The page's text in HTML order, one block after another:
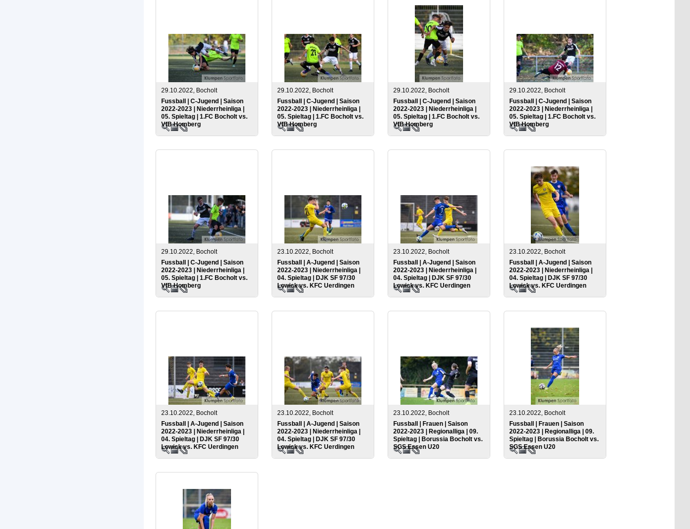
29.10.2022, Bocholt
Fussball | C-Jugend | Saison
2022-2023 | Niederrheinliga |
05. Spieltag | 1.FC Bocholt vs.
VfB Homberg
29.10.2022, Bocholt
Fussball | C-Jugend | Saison
2022-2023 | Niederrheinliga |
05. Spieltag | 1.FC Bocholt vs.
VfB Homberg
29.10.2022, Bocholt
Fussball | C-Jugend | Saison
2022-2023 | Niederrheinliga |
05. Spieltag | 1.FC Bocholt vs.
VfB Homberg
29.10.2022, Bocholt
Fussball | C-Jugend | Saison
2022-2023 | Niederrheinliga |
05. Spieltag | 1.FC Bocholt vs.
VfB Homberg
29.10.2022, Bocholt
Fussball | C-Jugend | Saison
2022-2023 | Niederrheinliga |
05. Spieltag | 1.FC Bocholt vs.
VfB Homberg
23.10.2022, Bocholt
Fussball | A-Jugend | Saison
2022-2023 | Niederrheinliga |
04. Spieltag | DJK SF 97/30
Lowick vs. KFC Uerdingen
23.10.2022, Bocholt
Fussball | A-Jugend | Saison
2022-2023 | Niederrheinliga |
04. Spieltag | DJK SF 97/30
Lowick vs. KFC Uerdingen
23.10.2022, Bocholt
Fussball | A-Jugend | Saison
2022-2023 | Niederrheinliga |
04. Spieltag | DJK SF 97/30
Lowick vs. KFC Uerdingen
23.10.2022, Bocholt
Fussball | A-Jugend | Saison
2022-2023 | Niederrheinliga |
04. Spieltag | DJK SF 97/30
Lowick vs. KFC Uerdingen
23.10.2022, Bocholt
Fussball | A-Jugend | Saison
2022-2023 | Niederrheinliga |
04. Spieltag | DJK SF 97/30
Lowick vs. KFC Uerdingen
23.10.2022, Bocholt
Fussball | Frauen | Saison
2022-2023 | Regionalliga | 09.
Spieltag | Borussia Bocholt vs.
SGS Essen U20
23.10.2022, Bocholt
Fussball | Frauen | Saison
2022-2023 | Regionalliga | 09.
Spieltag | Borussia Bocholt vs.
SGS Essen U20